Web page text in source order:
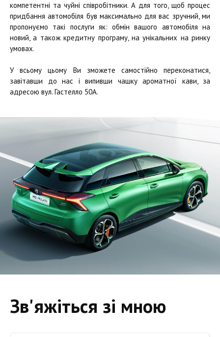
компетентні та чуйні співробітники. А для того, щоб процес
придбання автомобіля був максимально для вас зручний, ми
пропонуємо такі послуги як: обмін вашого автомобіля на
новий, а також кредитну програму, на унікальних на ринку
умовах.
У всьому цьому Ви зможете самостійно переконатися,
завітавши до нас і випивши чашку ароматної кави, за
адресою вул. Гастелло 50А.
Зв'яжіться зі мною